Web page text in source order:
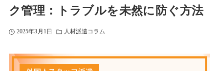
ク管理：トラブルを未然に防ぐ方法
2025年3月1日 人材派遣コラム